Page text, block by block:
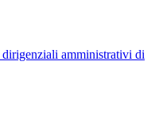
amministrativi di